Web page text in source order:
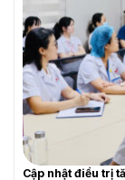
Cập nhật điều trị